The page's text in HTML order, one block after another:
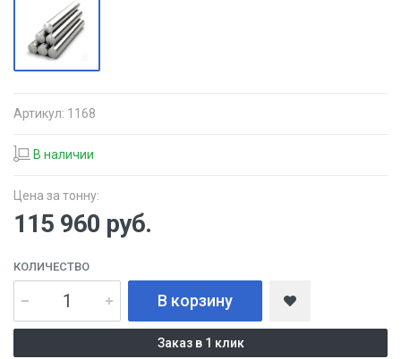
Артикул: 1168
В наличии
Цена за тонну:
115 960 руб.
КОЛИЧЕСТВО
В корзину
Заказ в 1 клик